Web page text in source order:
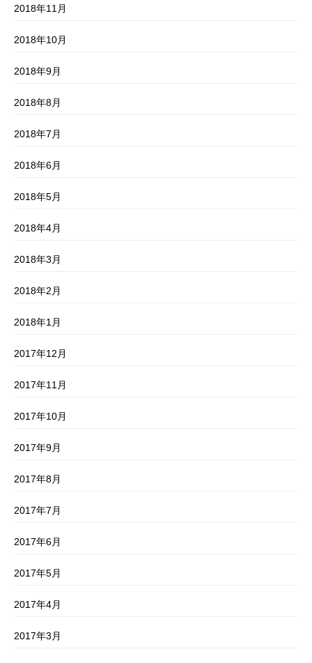
2018年11月
2018年10月
2018年9月
2018年8月
2018年7月
2018年6月
2018年5月
2018年4月
2018年3月
2018年2月
2018年1月
2017年12月
2017年11月
2017年10月
2017年9月
2017年8月
2017年7月
2017年6月
2017年5月
2017年4月
2017年3月